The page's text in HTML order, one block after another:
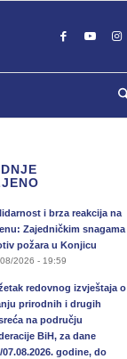
i brza reakcija na
Zajedničkim snagama
požara u Konjicu
2026 - 19:59
redovnog izvještaja o
prirodnih i drugih
na području
BiH, za dane
07.08.2026. godine, do